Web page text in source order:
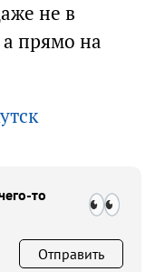
не в
прямо на
то
Отправить